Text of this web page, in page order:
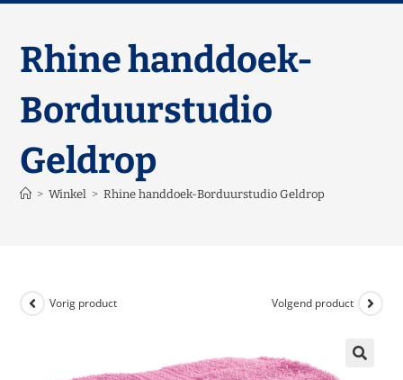
Rhine handdoek-
Borduurstudio
Geldrop
> Winkel > Rhine handdoek-Borduurstudio Geldrop
Vorig product Volgend product